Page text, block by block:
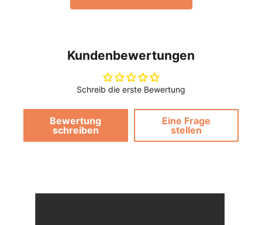
Kundenbewertungen
Schreib die erste Bewertung
Bewertung
schreiben
Eine Frage
stellen